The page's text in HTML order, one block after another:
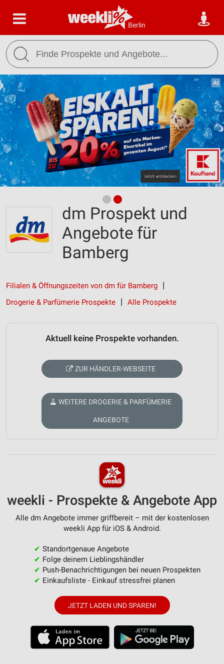
Berlin
dm Prospekt und
Angebote für
Bamberg
Filialen & Öffnungszeiten von dm für Bamberg
Drogerie & Parfümerie Prospekte
Alle Prospekte
Aktuell keine Prospekte vorhanden.
ZUR HÄNDLER-WEBSEITE
WEITERE DROGERIE & PARFÜMERIE
ANGEBOTE
weekli - Prospekte & Angebote App
Alle dm Angebote immer griffbereit – mit der kostenlosen
weekli App für iOS & Android.
✔ Standortgenaue Angebote
✔ Folge deinem Lieblingshändler
✔ Push-Benachrichtigungen bei neuen Prospekten
✔ Einkaufsliste - Einkauf stressfrei planen
JETZT LADEN UND SPAREN!